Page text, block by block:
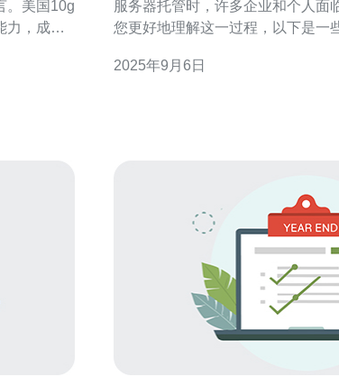
。美国10g
力，成为
明智的
服务器托管时，许多企业和个人面
您更好地理解这一过程，以下是一
何选择合适的托管方案？ 现在，让我们深入探讨这些问
2025年9月6日